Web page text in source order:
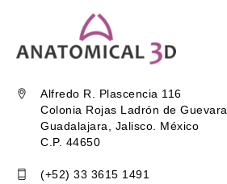
Alfredo R. Plascencia 116
Colonia Rojas Ladrón de Guevara
Guadalajara, Jalisco. México
C.P. 44650
(+52) 33 3615 1491